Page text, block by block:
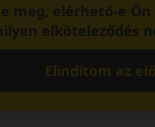
meg, elérhető-e
elköteleződés
Elindítom az